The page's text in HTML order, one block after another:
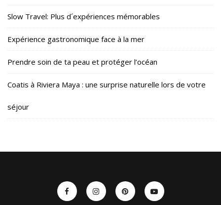
Slow Travel: Plus d´expériences mémorables
Expérience gastronomique face à la mer
Prendre soin de ta peau et protéger l’océan
Coatis à Riviera Maya : une surprise naturelle lors de votre
séjour